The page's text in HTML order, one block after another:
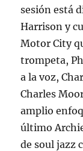
sesión está
Harrison y
Motor City
trompeta,
a la voz,
Charles
amplio
último
de soul jazz